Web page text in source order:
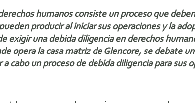
humanos consiste un proceso que
producir al iniciar sus operaciones y la
exigir una debida diligencia en derechos
opera la casa matriz de Glencore, se debate
cabo un proceso de debida diligencia para sus